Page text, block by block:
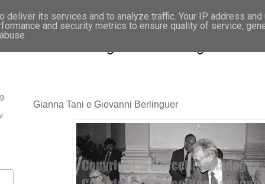
Fotonotizie per la stampa
Gianna Tani e Giovanni Berlinguer
its services and to analyze traffic. Your IP address and
and security metrics to ensure quality of service,